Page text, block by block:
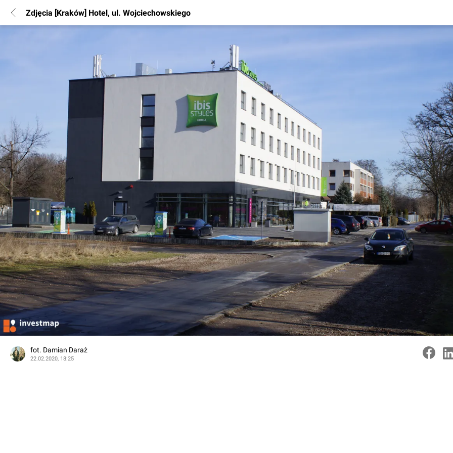
POPULARNE REGIONY
Wrocław
Lublin
Gdańsk
Łódź Szczecin
INFORMACJE
Regulamin
Kontakt
Marketing nieruchomości
Zdjęcia [Kraków] Hotel, ul. Wojciechowskiego
fot. Damian Daraż
22.02.2020, 18:25